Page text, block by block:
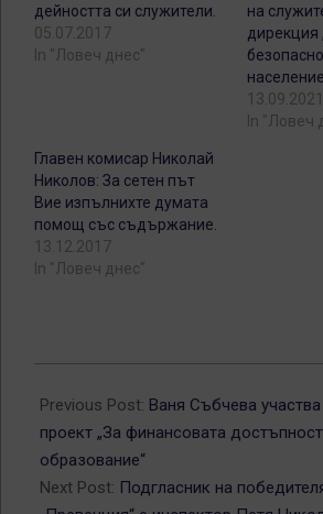
дейността си служители.
05.07.2017
In "Ловеч днес"
на
дирекция
13.09.2021
In "Ловеч
Главен комисар Николай
Николов: За сетен път
Вие изпълнихте думата
помощ със съдържание.
13.12.2017
In "Ловеч днес"
02-
08
Previous Post: Ваня Събчева
проект „За финансовата
образование“
Next Post: Подгласник на